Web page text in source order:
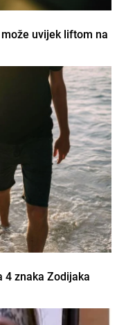
uvijek liftom na
4 znaka Zodijaka